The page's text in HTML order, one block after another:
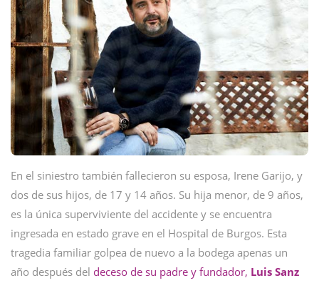
En el siniestro también fallecieron su esposa, Irene Garijo, y
dos de sus hijos, de 17 y 14 años. Su hija menor, de 9 años,
es la única superviviente del accidente y se encuentra
ingresada en estado grave en el Hospital de Burgos. Esta
tragedia familiar golpea de nuevo a la bodega apenas un
año después del deceso de su padre y fundador, Luis Sanz